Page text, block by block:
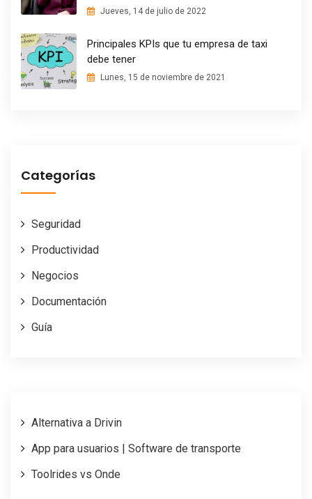
Jueves, 14 de julio de 2022
Principales KPIs que tu empresa de taxi
debe tener
Lunes, 15 de noviembre de 2021
Categorías
Seguridad
Productividad
Negocios
Documentación
Guía
Alternativa a Drivin
App para usuarios | Software de transporte
Toolrides vs Onde